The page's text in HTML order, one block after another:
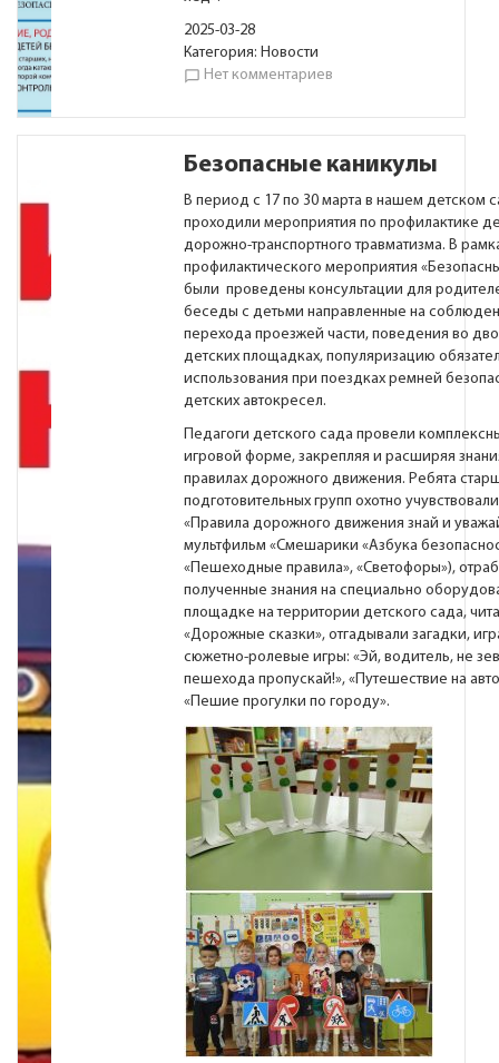
2025-03-28
Категория: Новости
chat_bubble_outline Нет комментариев
Безопасные каникулы
В период с 17 по 30 марта в нашем детском
проходили мероприятия по профилактике
дорожно-транспортного травматизма. В
профилактического мероприятия
были проведены консультации для
беседы с детьми направленные на
перехода проезжей части, поведения во
детских площадках, популяризацию
использования при поездках ремней
детских автокресел.
Педагоги детского сада провели
игровой форме, закрепляя и расширяя
правилах дорожного движения. Ребята
подготовительных групп охотно
«Правила дорожного движения знай и
мультфильм «Смешарики «Азбука
«Пешеходные правила», «Светофоры»),
полученные знания на специально
площадке на территории детского сада,
«Дорожные сказки», отгадывали загадки,
сюжетно-ролевые игры: «Эй, водитель, не
пешехода пропускай!», «Путешествие на
«Пешие прогулки по городу».